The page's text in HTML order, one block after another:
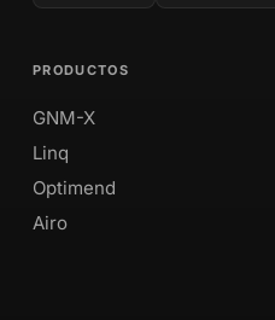
PRODUCTOS
GNM-X
Linq
Optimend
Airo